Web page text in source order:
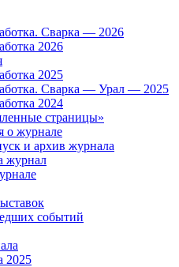
Сварка — 2026
2026
2025
Сварка — Урал — 2025
2024
страницы»
о журнале
и архив журнала
журнал
событий
2025